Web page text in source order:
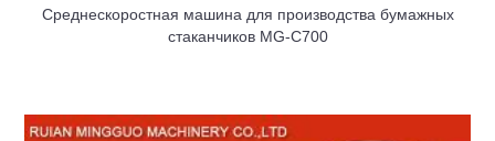
Среднескоростная машина для производства бумажных
стаканчиков MG-C700